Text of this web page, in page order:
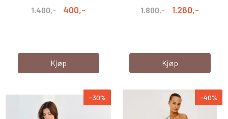
1.400,- 400,-
Kjøp
Bobbin ...
1.800,- 1.260,-
Kjøp
-30% -40%